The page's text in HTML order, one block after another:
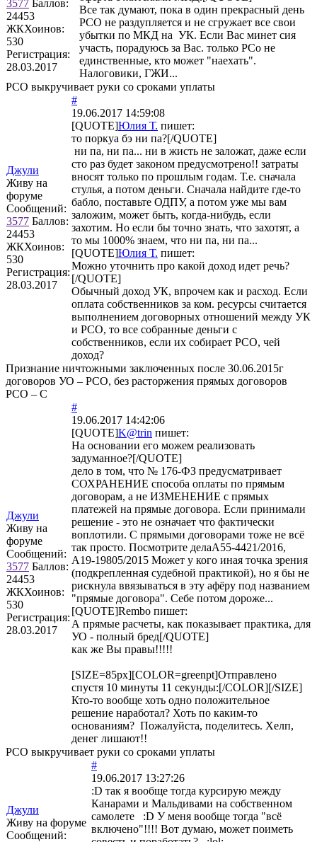
3577 Баллов:
24453
ЖКХоинов:
530
Регистрация:
28.03.2017
Все так думают, пока в один прекрасный день
РСО не раздупляется и не сгружает все свои
убытки по МКД на УК. Если Вас минет сия
участь, порадуюсь за Вас. только РСо не
единственные, кто может "наехать".
Налоговики, ГЖИ...
РСО выкручивает руки со сроками уплаты
Джули
Живу на
форуме
Сообщений:
3577 Баллов:
24453
ЖКХоинов:
530
Регистрация:
28.03.2017
#
19.06.2017 14:59:08
[QUOTE]Юлия Т. пишет:
то поркуа бэ ни па?[/QUOTE]
ни па, ни па... ни в жисть не заложат, даже если
сто раз будет законом предусмотрено!! затраты
вносят только по прошлым годам. Т.е. сначала
стулья, а потом деньги. Сначала найдите где-то
бабло, поставьте ОДПУ, а потом уже мы вам
заложим, может быть, когда-нибудь, если
захотим. Но если бы точно знать, что захотят, а
то мы 1000% знаем, что ни па, ни па...
[QUOTE]Юлия Т. пишет:
Можно уточнить про какой доход идет речь?
[/QUOTE]
Обычный доход УК, впрочем как и расход. Если
оплата собственников за ком. ресурсы считается
выполнением договорных отношений между УК
и РСО, то все собранные деньги с
собственников, если их собирает РСО, чей
доход?
Признание ничтожными заключенных после 30.06.2015г
договоров УО – РСО, без расторжения прямых договоров
РСО – С
Джули
Живу на
форуме
Сообщений:
3577 Баллов:
24453
ЖКХоинов:
530
Регистрация:
28.03.2017
#
19.06.2017 14:42:06
[QUOTE]K@trin пишет:
На основании его можем реализовать
задуманное?[/QUOTE]
дело в том, что № 176-ФЗ предусматривает
СОХРАНЕНИЕ способа оплаты по прямым
договорам, а не ИЗМЕНЕНИЕ с прямых
платежей на прямые договора. Если принимали
решение - это не означает что фактически
воплотили. С прямыми договорами тоже не всё
так просто. Посмотрите делаА55-4421/2016,
А19-19805/2015 Может у кого иная точка зрения
(подкрепленная судебной практикой), но я бы не
рискнула ввязываться в эту афёру под названием
"прямые договора". Себе потом дороже...
[QUOTE]Rembo пишет:
А прямые расчеты, как показывает практика, для
УО - полный бред[/QUOTE]
как же Вы правы!!!!!
[SIZE=85px][COLOR=greenpt]Отправлено
спустя 10 минуты 11 секунды:[/COLOR][/SIZE]
Кто-то вообще хоть одно положительное
решение наработал? Хоть по каким-то
основаниям? Пожалуйста, поделитесь. Хелп,
денег лишают!!
РСО выкручивает руки со сроками уплаты
Джули
Живу на форуме
Сообщений:
#
19.06.2017 13:27:26
:D так я вообще тогда курсирую между
Канарами и Мальдивами на собственном
самолете :D У меня вообще тогда "всё
включено"!!!! Вот думаю, может поиметь